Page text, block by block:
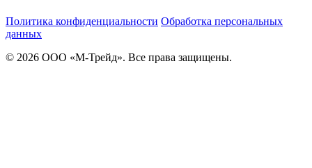
Политика конфиденциальности Обработка персональных
данных
© 2026 ООО «М-Трейд». Все права защищены.